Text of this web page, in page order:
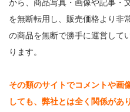
から、商品写真・画像や記事・
を無断転用し、販売価格より非
の商品を無断で勝手に運営して
ります。
その類のサイトでコメントや画
しても、弊社とは全く関係があ